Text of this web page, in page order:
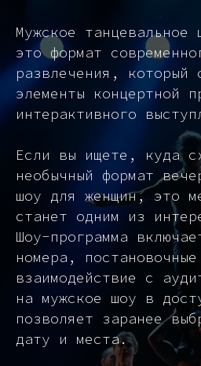
Мужское танцевальное
это формат
развлечения, который
элементы концертной
интерактивного
Если вы ищете, куда
необычный формат
шоу для женщин, это
станет одним из
Шоу-программа
номера,
взаимодействие с
на мужское шоу в
позволяет заранее
дату и места.